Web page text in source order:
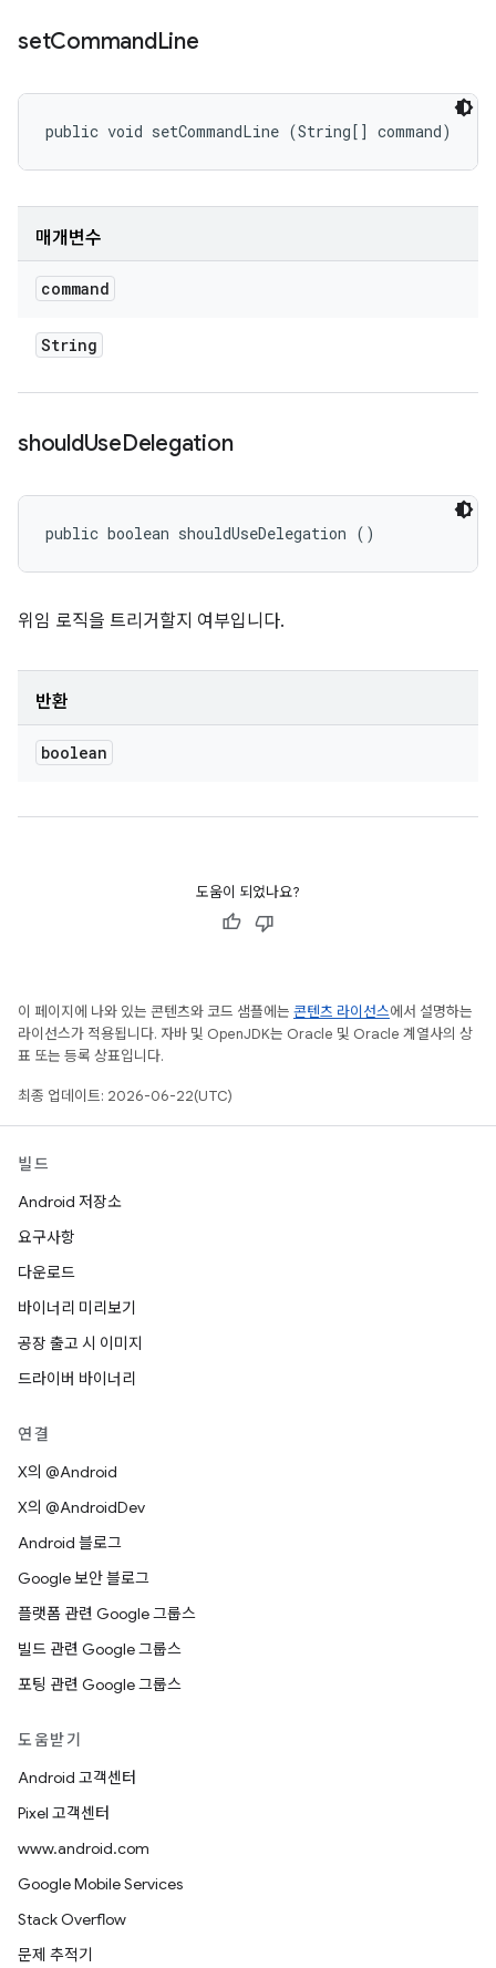
setCommandLine
public void setCommandLine (String[] command)
매개변수
command
String
shouldUseDelegation
public boolean shouldUseDelegation ()
위임 로직을 트리거할지 여부입니다.
반환
boolean
도움이 되었나요?
이 페이지에 나와 있는 콘텐츠와 코드 샘플에는 콘텐츠 라이선스에서 설명하는
라이선스가 적용됩니다. 자바 및 OpenJDK는 Oracle 및 Oracle 계열사의 상
표 또는 등록 상표입니다.
최종 업데이트: 2026-06-22(UTC)
빌드
Android 저장소
요구사항
다운로드
바이너리 미리보기
공장 출고 시 이미지
드라이버 바이너리
연결
X의 @Android
X의 @AndroidDev
Android 블로그
Google 보안 블로그
플랫폼 관련 Google 그룹스
빌드 관련 Google 그룹스
포팅 관련 Google 그룹스
도움받기
Android 고객센터
Pixel 고객센터
www.android.com
Google Mobile Services
Stack Overflow
문제 추적기